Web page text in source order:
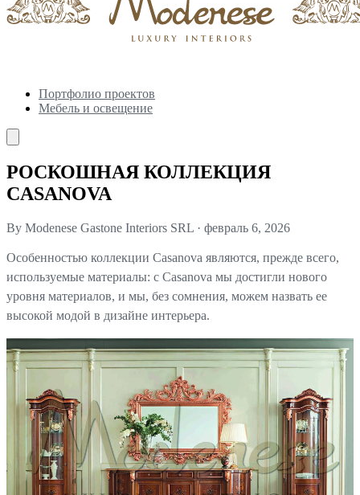
Портфолио проектов
Мебель и освещение
РОСКОШНАЯ КОЛЛЕКЦИЯ
CASANOVA
By Modenese Gastone Interiors SRL · февраль 6, 2026
Особенностью коллекции Casanova являются, прежде всего,
используемые материалы: с Casanova мы достигли нового
уровня материалов, и мы, без сомнения, можем назвать ее
высокой модой в дизайне интерьера.